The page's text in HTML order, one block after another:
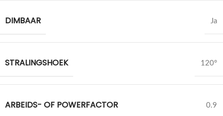
DIMBAAR Ja
STRALINGSHOEK 120°
ARBEIDS- OF POWERFACTOR 0.9